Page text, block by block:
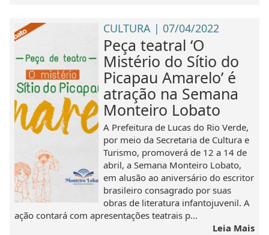
CULTURA | 07/04/2022
Peça teatral ‘O
Mistério do Sítio do
Picapau Amarelo’ é
atração na Semana
Monteiro Lobato
A Prefeitura de Lucas do Rio Verde,
por meio da Secretaria de Cultura e
Turismo, promoverá de 12 a 14 de
abril, a Semana Monteiro Lobato,
em alusão ao aniversário do escritor
brasileiro consagrado por suas
obras de literatura infantojuvenil. A
ação contará com apresentações teatrais p...
Leia Mais